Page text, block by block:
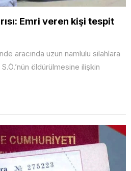
Emri veren kişi tespit
aracında uzun namlulu silahlara
öldürülmesine ilişkin